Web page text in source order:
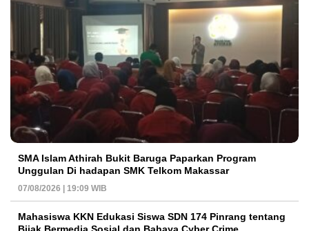
SMA Islam Athirah Bukit Baruga Paparkan Program
Unggulan Di hadapan SMK Telkom Makassar
07/08/2026 | 19:09 WIB
Mahasiswa KKN Edukasi Siswa SDN 174 Pinrang tentang